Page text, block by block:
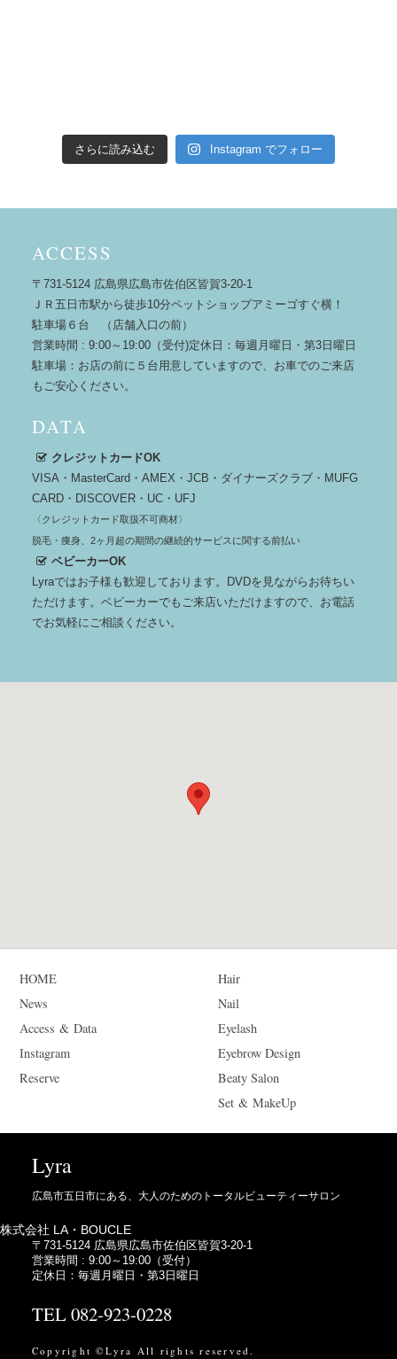
さらに読み込む Instagram でフォロー
ACCESS
〒731-5124 広島県広島市佐伯区皆賀3-20-1
ＪＲ五日市駅から徒歩10分ペットショップアミーゴすぐ横！
駐車場６台 （店舗入口の前）
営業時間 : 9:00～19:00（受付)定休日：毎週月曜日・第3日曜日
駐車場：お店の前に５台用意していますので、お車でのご来店
もご安心ください。
DATA
クレジットカードOK
VISA・MasterCard・AMEX・JCB・ダイナーズクラブ・MUFG
CARD・DISCOVER・UC・UFJ
〈クレジットカード取扱不可商材〉
脱毛・痩身、2ヶ月超の期間の継続的サービスに関する前払い
ベビーカーOK
Lyraではお子様も歓迎しております。DVDを見ながらお待ちい
ただけます。ベビーカーでもご来店いただけますので、お電話
でお気軽にご相談ください。
HOME
News
Access & Data
Instagram
Reserve
Hair
Nail
Eyelash
Eyebrow Design
Beaty Salon
Set & MakeUp
Lyra
広島市五日市にある、大人のためのトータルビューティーサロン
株式会社 LA・BOUCLE
〒731-5124 広島県広島市佐伯区皆賀3-20-1
営業時間 : 9:00～19:00（受付）
定休日：毎週月曜日・第3日曜日
TEL 082-923-0228
Copyright ©Lyra All rights reserved.